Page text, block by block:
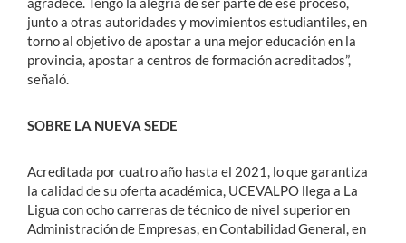
junto a otras autoridades y movimientos estudiantiles, en
torno al objetivo de apostar a una mejor educación en la
provincia, apostar a centros de formación acreditados”,
señaló.
SOBRE LA NUEVA SEDE
Acreditada por cuatro año hasta el 2021, lo que garantiza
la calidad de su oferta académica, UCEVALPO llega a La
Ligua con ocho carreras de técnico de nivel superior en
Administración de Empresas, en Contabilidad General, en